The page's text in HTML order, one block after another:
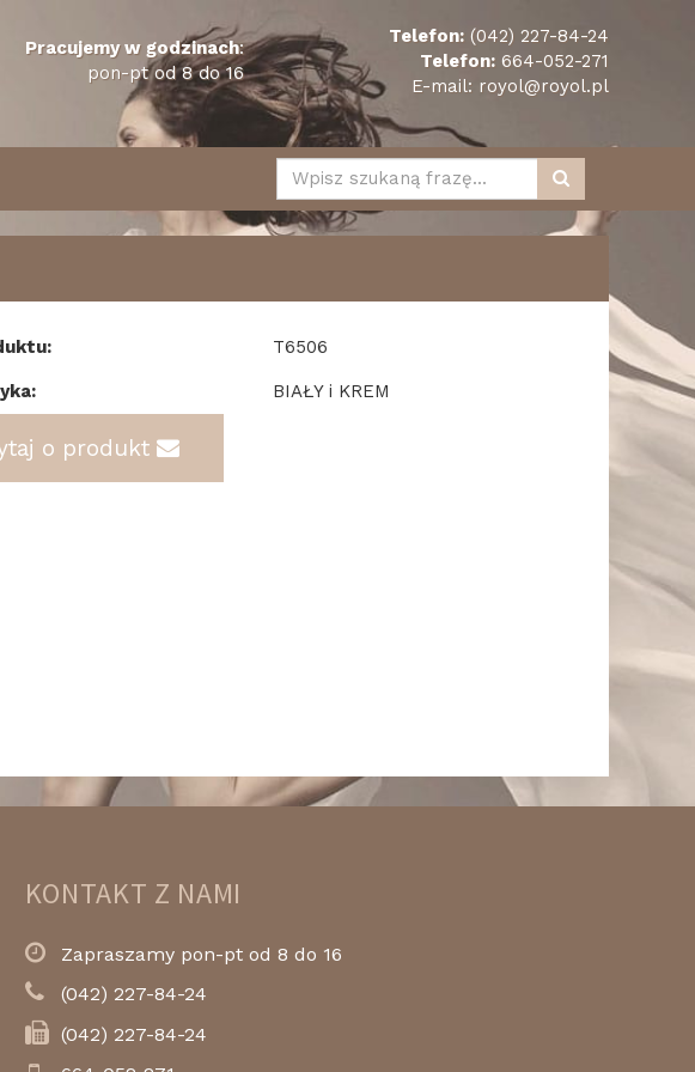
Pracujemy w godzinach:
pon-pt od 8 do 16
Telefon: (042) 227-84-24
Telefon: 664-052-271
E-mail: royol@royol.pl
T6506
BIAŁY i KREM
o produkt
KONTAKT Z NAMI
Zapraszamy pon-pt od 8 do 16
(042) 227-84-24
(042) 227-84-24